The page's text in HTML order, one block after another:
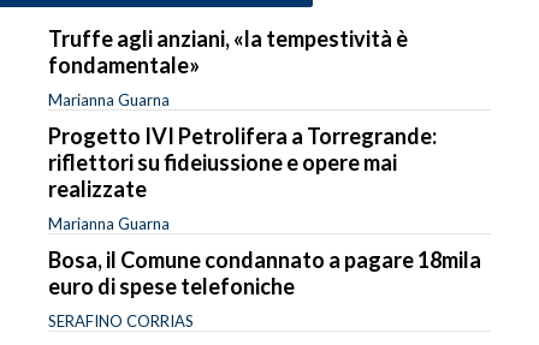
Truffe agli anziani, «la tempestività è
fondamentale»
Marianna Guarna
Progetto IVI Petrolifera a Torregrande:
riflettori su fideiussione e opere mai
realizzate
Marianna Guarna
Bosa, il Comune condannato a pagare 18mila
euro di spese telefoniche
SERAFINO CORRIAS